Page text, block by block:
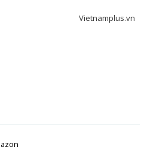
PHÓNG SỰ - PHIM TÀI
CÂU CHUYỆN CUỐI
Vietnamplus.vn